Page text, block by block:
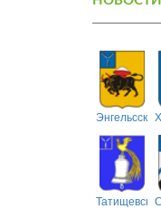
Энгельсский
Татищевский